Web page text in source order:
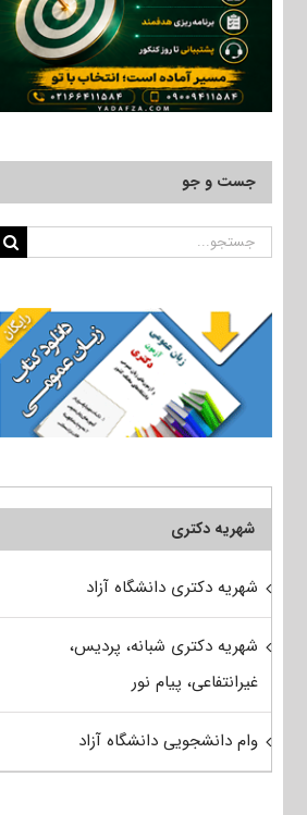
جست و جو
جستجو
شهریه دکتری
شهریه دکتری دانشگاه آزاد
شهریه دکتری شبانه، پردیس،
غیرانتفاعی، پیام نور
وام دانشجویی دانشگاه آزاد